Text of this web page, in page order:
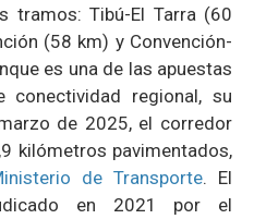
tramos: Tibú-El Tarra (60
(58 km) y Convención-
es una de las apuestas
conectividad regional, su
de 2025, el corredor
kilómetros pavimentados,
de Transporte. El
en 2021 por el